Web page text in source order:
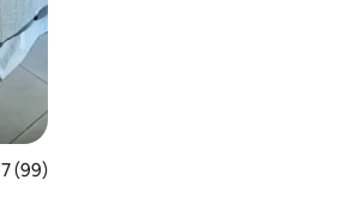
af 5 i gennemsnitlig bedømmelse, 99
(99)